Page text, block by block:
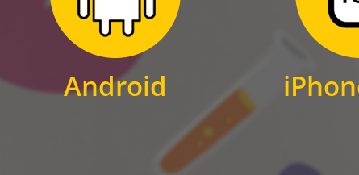
Android
Zum Download
für Android
Zum
für